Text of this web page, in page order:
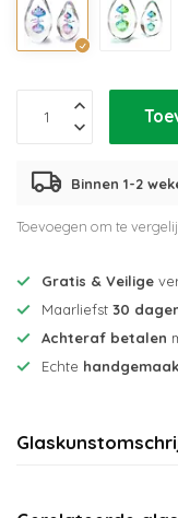
Binnen 1-2
Toevoegen om te
Gratis & Veilige
Maarliefst 30
Achteraf betalen
Echte